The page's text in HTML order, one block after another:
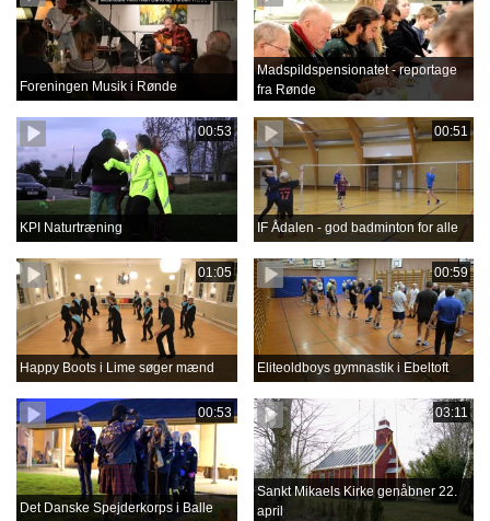
Foreningen Musik i Rønde
Madspildspensionatet - reportage
fra Rønde
00:53
KPI Naturtræning
00:51
IF Ådalen - god badminton for alle
01:05
Happy Boots i Lime søger mænd
00:59
Eliteoldboys gymnastik i Ebeltoft
00:53
Det Danske Spejderkorps i Balle
03:11
Sankt Mikaels Kirke genåbner 22.
april